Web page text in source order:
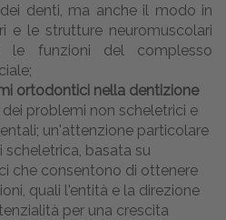
denti, ma anche il modo in
e le strutture neuromuscolari
le funzioni del complesso
ortodontici nella dentizione
problemi non scheletrici e
un'attenzione particolare
scheletrica, basata su
che consentono di ottenere
quali l'entità e la direzione
per una crescita